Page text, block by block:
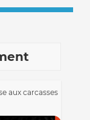
aux carcasses